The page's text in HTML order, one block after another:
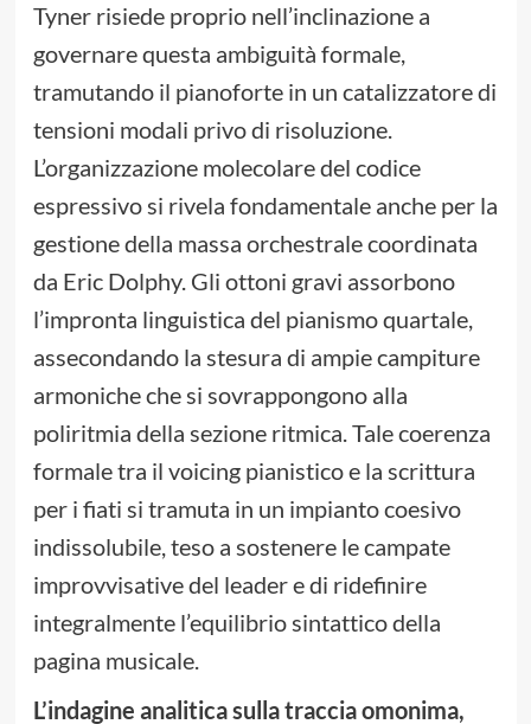
Tyner risiede proprio nell’inclinazione a
governare questa ambiguità formale,
tramutando il pianoforte in un catalizzatore di
tensioni modali privo di risoluzione.
L’organizzazione molecolare del codice
espressivo si rivela fondamentale anche per la
gestione della massa orchestrale coordinata
da Eric Dolphy. Gli ottoni gravi assorbono
l’impronta linguistica del pianismo quartale,
assecondando la stesura di ampie campiture
armoniche che si sovrappongono alla
poliritmia della sezione ritmica. Tale coerenza
formale tra il voicing pianistico e la scrittura
per i fiati si tramuta in un impianto coesivo
indissolubile, teso a sostenere le campate
improvvisative del leader e di ridefinire
integralmente l’equilibrio sintattico della
pagina musicale.
L’indagine analitica sulla traccia omonima,